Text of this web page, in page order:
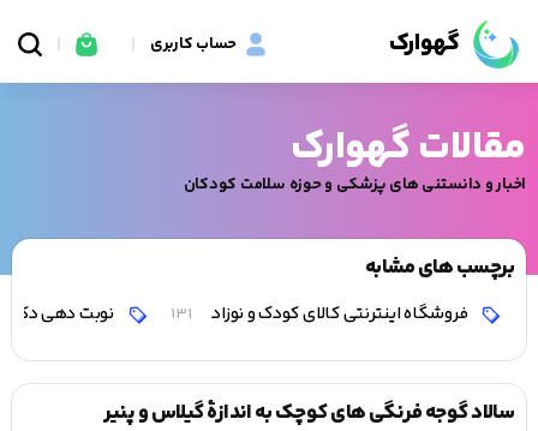
گهوارک حساب کاربری
مقالات گهوارک
اخبار و دانستنی های پزشکی و حوزه سلامت کودکان
برچسب های مشابه
فروشگاه اینترنتی کالای کودک و نوزاد 131 نوبت دهی
سالاد گوجه فرنگی های کوچک به اندازۀ گیلاس و پنیر